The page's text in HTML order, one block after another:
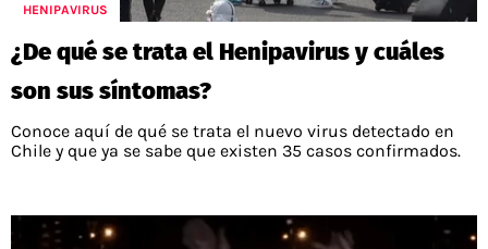
HENIPAVIRUS
¿De qué se trata el Henipavirus y cuáles
son sus síntomas?
Conoce aquí de qué se trata el nuevo virus detectado en
Chile y que ya se sabe que existen 35 casos confirmados.